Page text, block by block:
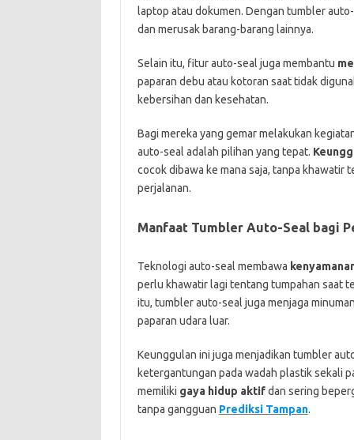
laptop atau dokumen. Dengan tumbler
dan merusak barang-barang lainnya.
Selain itu, fitur auto-seal juga membantu
paparan debu atau kotoran saat tidak
kebersihan dan kesehatan.
Bagi mereka yang gemar melakukan
auto-seal adalah pilihan yang tepat.
cocok dibawa ke mana saja, tanpa khawatir
perjalanan.
Manfaat Tumbler Auto-Seal bagi
Teknologi auto-seal membawa
perlu khawatir lagi tentang tumpahan saat
itu, tumbler auto-seal juga menjaga
paparan udara luar.
Keunggulan ini juga menjadikan tumbler
ketergantungan pada wadah plastik sekali
memiliki gaya hidup aktifdan sering
tanpa gangguan Prediksi Tampan.